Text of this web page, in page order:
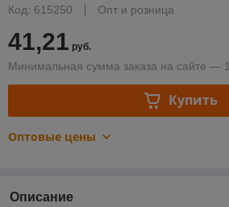
Код: 615250
Опт и розница
41,21 руб.
Минимальная сумма заказа на сайте —
Купить
Оптовые цены
Описание